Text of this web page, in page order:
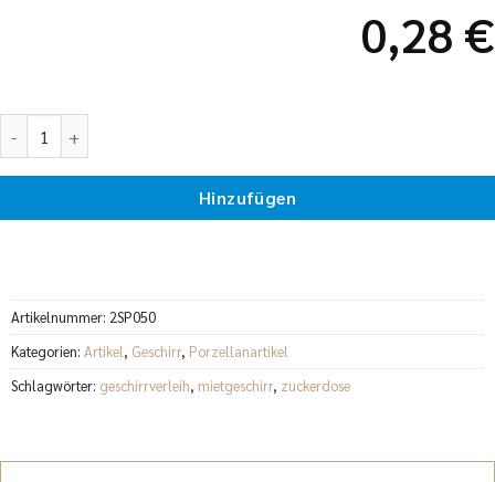
0,28 €
Hinzufügen
Artikelnummer: 2SP050
Kategorien: Artikel, Geschirr, Porzellanartikel
Schlagwörter: geschirrverleih, mietgeschirr, zuckerdose